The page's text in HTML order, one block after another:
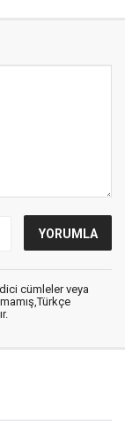
cümleler veya